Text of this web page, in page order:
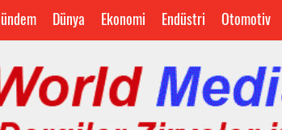
Dünya Ekonomi Endüstri Otomotiv